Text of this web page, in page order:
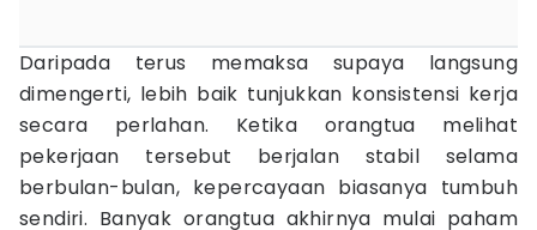
Daripada terus memaksa supaya langsung
dimengerti, lebih baik tunjukkan konsistensi kerja
secara perlahan. Ketika orangtua melihat
pekerjaan tersebut berjalan stabil selama
berbulan-bulan, kepercayaan biasanya tumbuh
sendiri. Banyak orangtua akhirnya mulai paham